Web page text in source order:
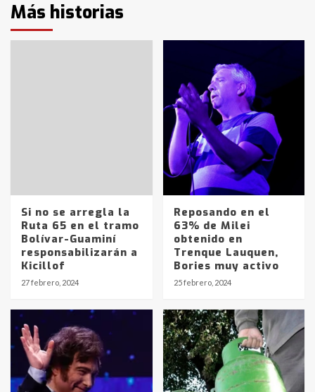
Más historias
Si no se arregla la
Ruta 65 en el tramo
Bolívar-Guaminí
responsabilizarán a
Kicillof
27 febrero, 2024
Reposando en el
63% de Milei
obtenido en
Trenque Lauquen,
Bories muy activo
25 febrero, 2024